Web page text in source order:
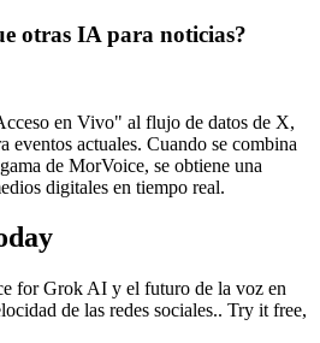
otras IA para noticias?
en Vivo" al flujo de datos de X,
eventos actuales. Cuando se combina
de MorVoice, se obtiene una
digitales en tiempo real.
for Grok AI y el futuro de la voz en
de las redes sociales.. Try it free,